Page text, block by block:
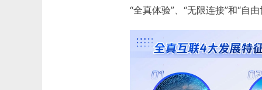
“全真体验”、“无限连接”和“自由